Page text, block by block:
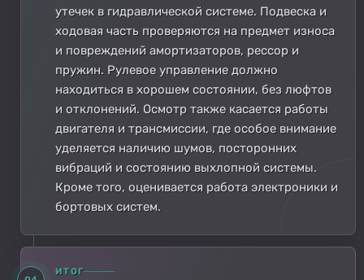
утечек в гидравлической системе. Подвеска и
ходовая часть проверяются на предмет износа
и повреждений амортизаторов, рессор и
пружин. Рулевое управление должно
находиться в хорошем состоянии, без люфтов
и отклонений. Осмотр также касается работы
двигателя и трансмиссии, где особое внимание
уделяется наличию шумов, посторонних
вибраций и состоянию выхлопной системы.
Кроме того, оценивается работа электроники и
бортовых систем.
ИТОГ